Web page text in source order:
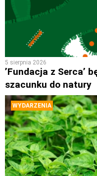
5 sierpnia 2026
’Fundacja z Serca’
szacunku do natury
WYDARZENIA